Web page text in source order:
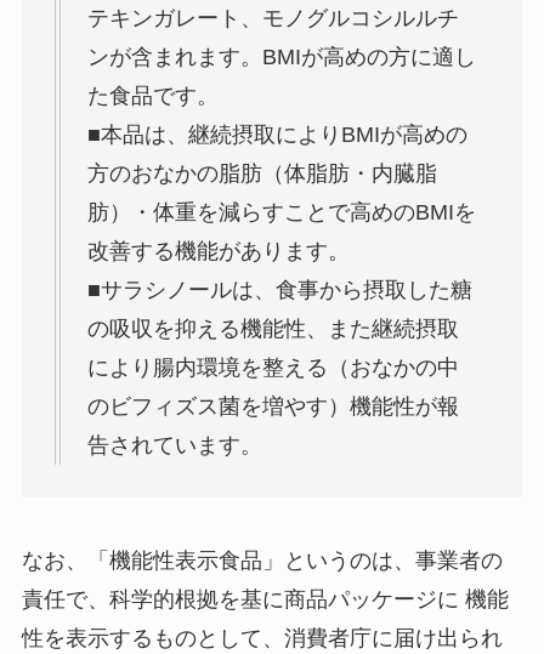
テキンガレート、モノグルコシルルチ
ンが含まれます。BMIが高めの方に適し
た食品です。
■本品は、継続摂取によりBMIが高めの
方のおなかの脂肪（体脂肪・内臓脂
肪）・体重を減らすことで高めのBMIを
改善する機能があります。
■サラシノールは、食事から摂取した糖
の吸収を抑える機能性、また継続摂取
により腸内環境を整える（おなかの中
のビフィズス菌を増やす）機能性が報
告されています。
なお、「機能性表示食品」というのは、事業者の
責任で、科学的根拠を基に商品パッケージに 機能
性を表示するものとして、消費者庁に届け出られ